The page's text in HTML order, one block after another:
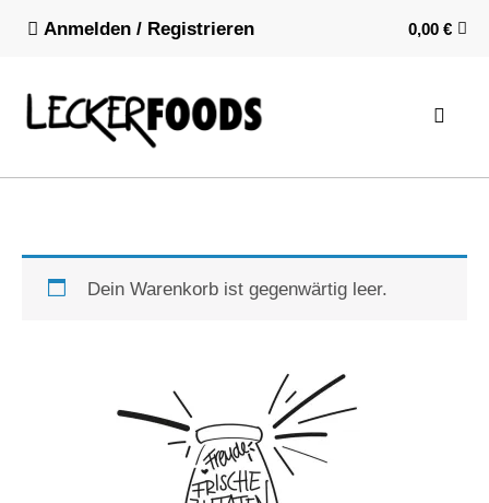
Anmelden / Registrieren 0,00€
Dein Warenkorb ist gegenwärtig leer.